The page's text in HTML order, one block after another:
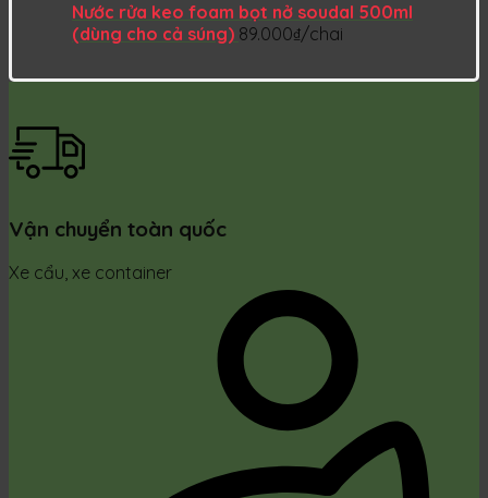
Nước rửa keo foam bọt nở soudal 500ml
(dùng cho cả súng) 89.000₫/chai
Vận chuyển toàn quốc
Xe cẩu, xe container